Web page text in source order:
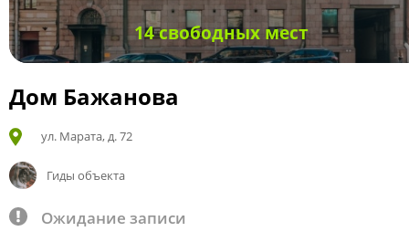
14 свободных мест
Дом Бажанова
ул. Марата, д. 72
Гиды объекта
Ожидание записи